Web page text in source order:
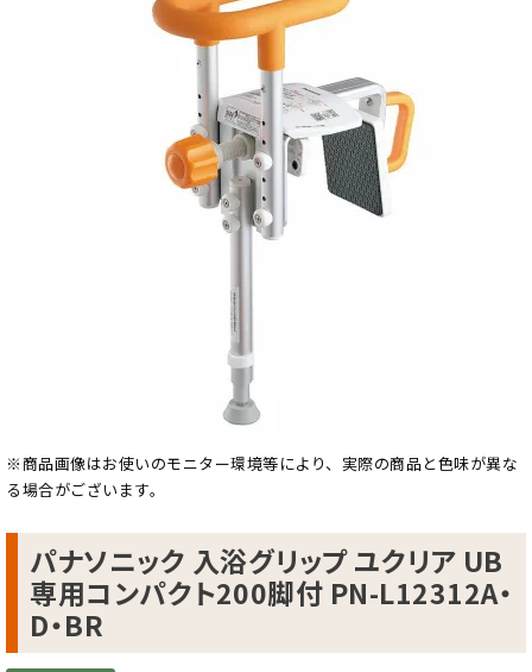
※商品画像はお使いのモニター環境等により、実際の商品と色味が異な
る場合がございます。
パナソニック 入浴グリップ ユクリア UB
専用コンパクト200脚付 PN-L12312A・
D・BR